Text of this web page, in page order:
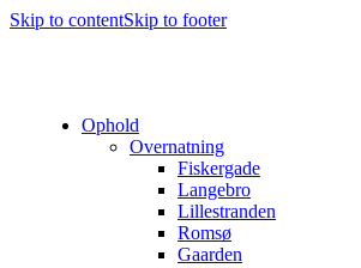
Skip to contentSkip to footer
Ophold
Overnatning
Fiskergade
Langebro
Lillestranden
Romsø
Gaarden